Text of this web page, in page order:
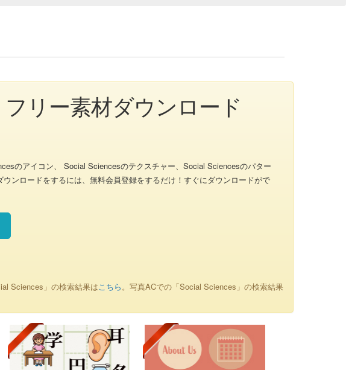
リー素材ダウンロード
のアイコン、 Social Sciencesのテクスチャー、Social Sciencesのパター
ンロードをするには、無料会員登録をするだけ！すぐにダウンロードがで
Sciences」の検索結果はこちら。写真ACでの「Social Sciences」の検索結果